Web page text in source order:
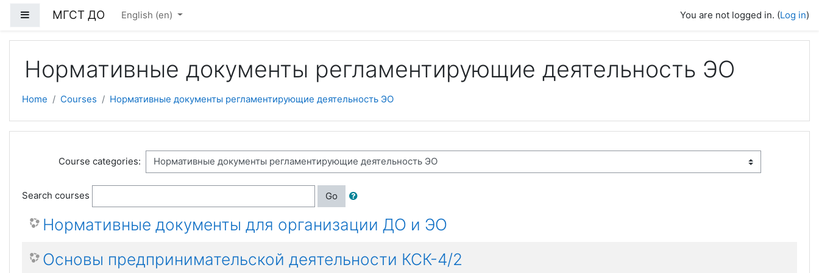
Side panel
МГСТ ДО English ‎(en)‎ You are not logged in. (Log in)
Нормативные документы регламентирующие деятельность ЭО
Home Courses Нормативные документы регламентирующие деятельность ЭО
Course categories:
Search courses Go
Нормативные документы для организации ДО и ЭО
Основы предпринимательской деятельности КСК-4/2